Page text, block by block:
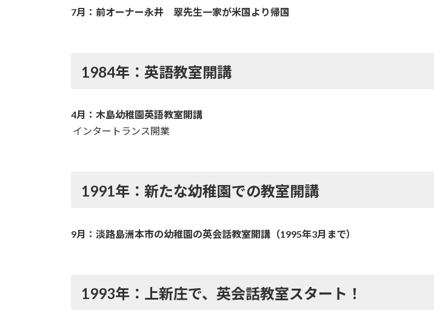
7月：前オーナー永井 翠先生一家が米国より帰国
1984年：英語教室開講
4月：木島幼稚園英語教室開講
インタートランス開業
1991年：新たな幼稚園での教室開講
9月：淡路島洲本市の幼稚園の英会話教室開講（1995年3月まで）
1993年：上新庄で、英会話教室スタート！